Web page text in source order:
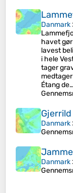
Danmark
havet
lavest
i hele
tager
Étang de…
Gjerrild
Danmark
Danmark